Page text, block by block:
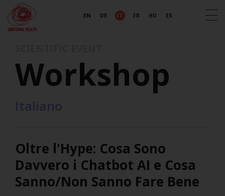
EN DE IT FR HU ES
Workshop
Italiano
Oltre l'Hype: Cosa Sono
Davvero i Chatbot AI e Cosa
Sanno/Non Sanno Fare Bene